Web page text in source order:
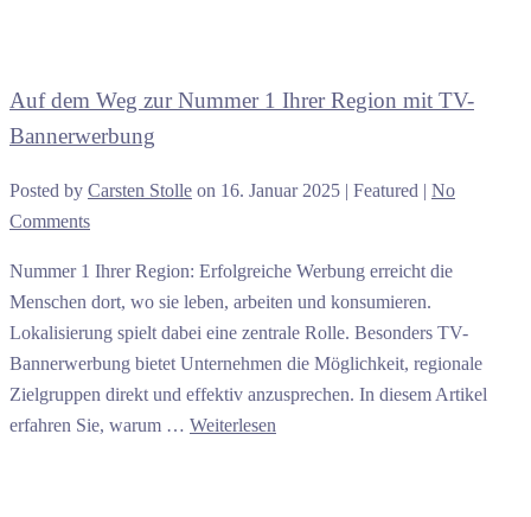
Auf dem Weg zur Nummer 1 Ihrer Region mit TV-
Bannerwerbung
Posted by Carsten Stolle on 16. Januar 2025 | Featured | No
Comments
Nummer 1 Ihrer Region: Erfolgreiche Werbung erreicht die
Menschen dort, wo sie leben, arbeiten und konsumieren.
Lokalisierung spielt dabei eine zentrale Rolle. Besonders TV-
Bannerwerbung bietet Unternehmen die Möglichkeit, regionale
Zielgruppen direkt und effektiv anzusprechen. In diesem Artikel
erfahren Sie, warum … Weiterlesen